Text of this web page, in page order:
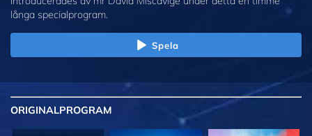
långa specialprogram.
Spela
ORIGINALPROGRAM